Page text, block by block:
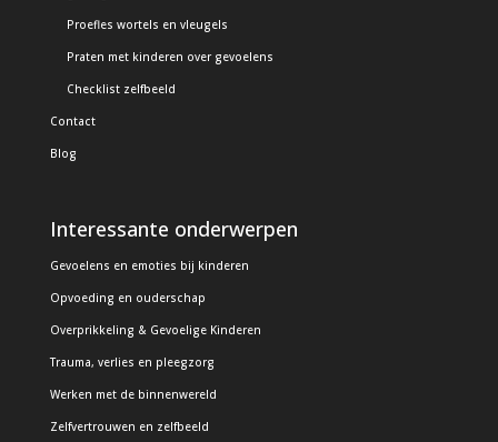
Proefles wortels en vleugels
Praten met kinderen over gevoelens
Checklist zelfbeeld
Contact
Blog
Interessante onderwerpen
Gevoelens en emoties bij kinderen
Opvoeding en ouderschap
Overprikkeling & Gevoelige Kinderen
Trauma, verlies en pleegzorg
Werken met de binnenwereld
Zelfvertrouwen en zelfbeeld